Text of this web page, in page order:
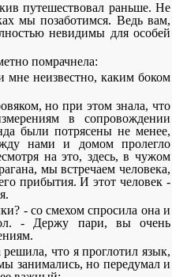
путешествовал раньше. Не
мы позаботимся. Ведь вам,
невидимы для особей
помрачнела:
мне неизвестно, каким боком
но при этом знала, что
в сопровождении
были потрясены не менее,
нами и домом пролегло
на это, здесь, в чужом
мы встречаем человека,
прибытия. И этот человек -
- со смехом спросила она и
- Держу пари, вы очень
что я проглотил язык,
занимались, но передумал и